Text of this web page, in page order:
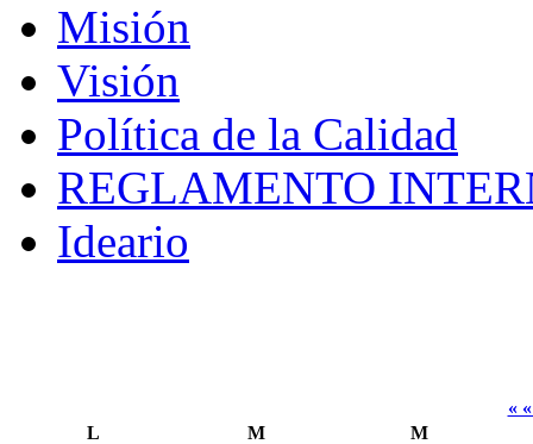
Misión
Visión
Política de la Calidad
REGLAMENTO
Ideario
«
L
M M